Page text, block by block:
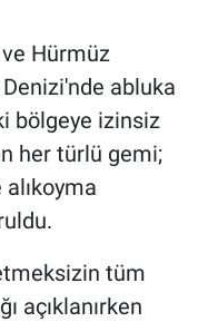
Hürmüz
Denizi'nde abluka
bölgeye izinsiz
her türlü gemi;
tüm
açıklanırken